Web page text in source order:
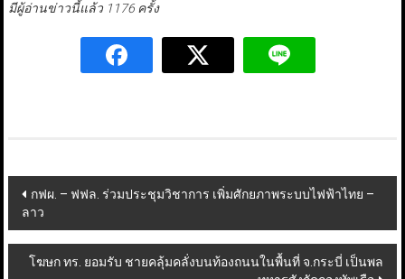
มีผู้อ่านข่าวนี้แล้ว 1176 ครั้ง
Post
navigation
กฟผ. – ฟฟล. ร่วมประชุมวิชาการ เพิ่มศักยภาพระบบไฟฟ้าไทย –
ลาว
โฆษก ทร. ยอมรับ ชายคลุ้มคลั่งบนท้องถนนในพื้นที่ จ.กระบี่ เป็นพล